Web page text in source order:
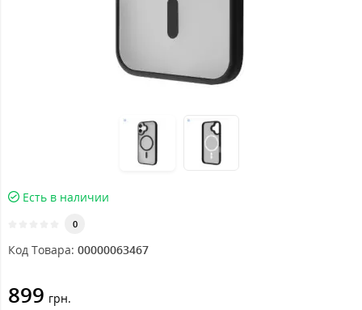
Есть в наличии
0
Код Товара: 00000063467
899 грн.